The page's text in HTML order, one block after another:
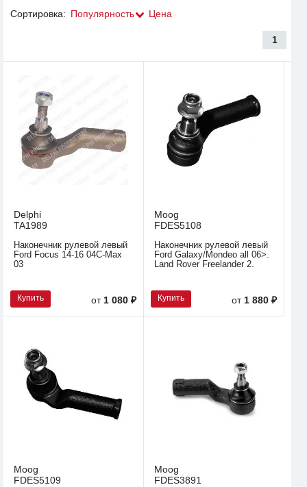
Сортировка: Популярность Цена
1
Delphi
TA1989
Наконечник рулевой левый
Ford Focus 14-16 04C-Max
03
Купить от 1 080 ₽
Moog
FDES5108
Наконечник рулевой левый
Ford Galaxy/Mondeo all 06>.
Land Rover Freelander 2.
Купить от 1 880 ₽
Moog
FDES5109
Moog
FDES3891